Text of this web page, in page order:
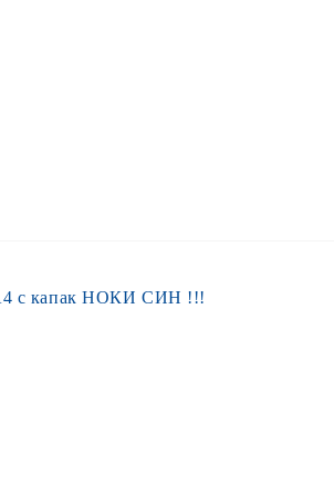
с капак НОКИ СИН !!!